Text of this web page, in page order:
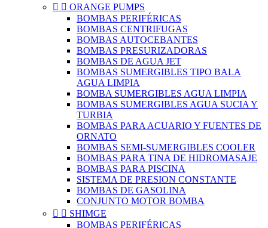
  ORANGE PUMPS
BOMBAS PERIFÉRICAS
BOMBAS CENTRIFUGAS
BOMBAS AUTOCEBANTES
BOMBAS PRESURIZADORAS
BOMBAS DE AGUA JET
BOMBAS SUMERGIBLES TIPO BALA
AGUA LIMPIA
BOMBA SUMERGIBLES AGUA LIMPIA
BOMBAS SUMERGIBLES AGUA SUCIA Y
TURBIA
BOMBAS PARA ACUARIO Y FUENTES DE
ORNATO
BOMBAS SEMI-SUMERGIBLES COOLER
BOMBAS PARA TINA DE HIDROMASAJE
BOMBAS PARA PISCINA
SISTEMA DE PRESION CONSTANTE
BOMBAS DE GASOLINA
CONJUNTO MOTOR BOMBA
  SHIMGE
BOMBAS PERIFÉRICAS